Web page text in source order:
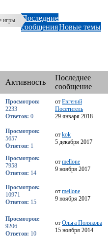
игры
Последние
сообщенияНовые темы
Активность
Последнее
сообщение
Просмотров:
2233
Ответов: 0
от Евгений
Посетитель
29 января 2018
Просмотров:
5657
Ответов: 1
от kok
5 декабря 2017
Просмотров:
7958
Ответов: 14
от mellone
9 ноября 2017
Просмотров:
10971
Ответов: 15
от mellone
9 ноября 2017
Просмотров:
9206
Ответов: 10
от Ольга Полякова
15 ноября 2014